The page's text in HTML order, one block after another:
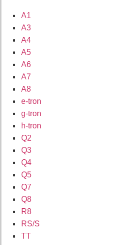
A1
A3
A4
A5
A6
A7
A8
e-tron
g-tron
h-tron
Q2
Q3
Q4
Q5
Q7
Q8
R8
RS/S
TT